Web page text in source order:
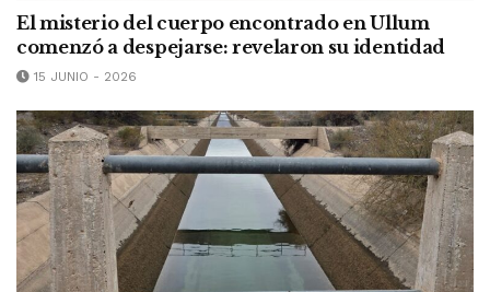
El misterio del cuerpo encontrado en Ullum
comenzó a despejarse: revelaron su identidad
15 JUNIO - 2026